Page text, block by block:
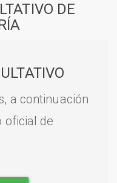
DE
a continuación
oficial de